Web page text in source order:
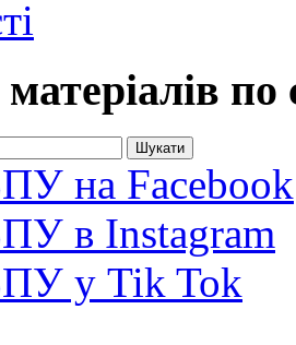
по
на Facebook
в Instagram
у Tik Tok